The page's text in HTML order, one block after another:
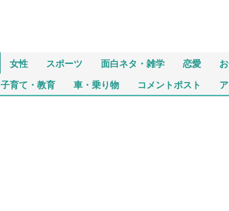
女性 スポーツ 面白ネタ・雑学 恋愛
子育て・教育 車・乗り物 コメントポスト